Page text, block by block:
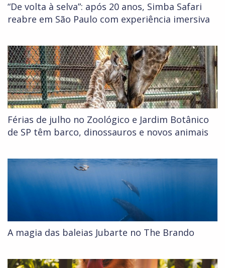
“De volta à selva”: após 20 anos, Simba Safari
reabre em São Paulo com experiência imersiva
Férias de julho no Zoológico e Jardim Botânico
de SP têm barco, dinossauros e novos animais
A magia das baleias Jubarte no The Brando